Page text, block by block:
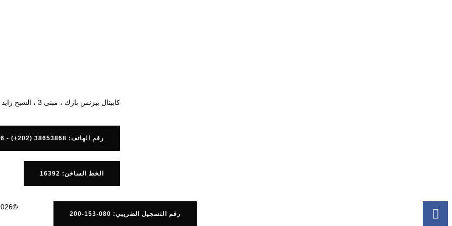
كابيتال بيزنس بارك ، مبنى 3 ، الشيخ زايد ، مصر.
رقم الهاتف: 38653868 (202+) - 38653866 (202+)
الخط الساخن: 16392
رقم التسجيل الضريبي: 080-153-200
©2026